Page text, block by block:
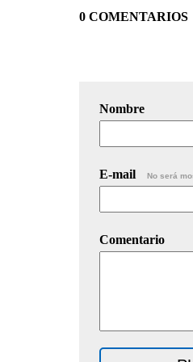
0 COMENTARIOS
Nombre
E-mail No será
Comentario